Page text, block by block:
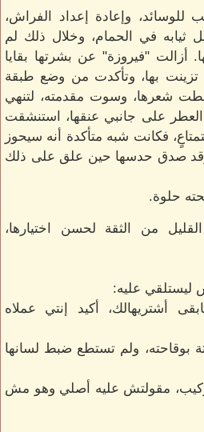
للوسائد، وإعادة إعداد الفراش،
ثيابه في الحمام، وخلال ذلك لم
أزالت "فيروزة" عن بشرتها بقايا
تزينت بها، وتأكدت من وضع طبقة
شعرها، وسوت مقدمته، لتنهي
العطر على جانبي عنقها، استنشقت
فكانت شبه متأكدة أنه سيحوز
وقد صدق حدسها حين علق على ذلك
حلوة.
من الثقة لحسن اختيارها،
ليستلقي عليه:
أشتريهالك، أكيد إنتي عملاه
بوقاحته، ولم تستطع ضبط لسانها
مقولتش عليه أصلي وهو مش